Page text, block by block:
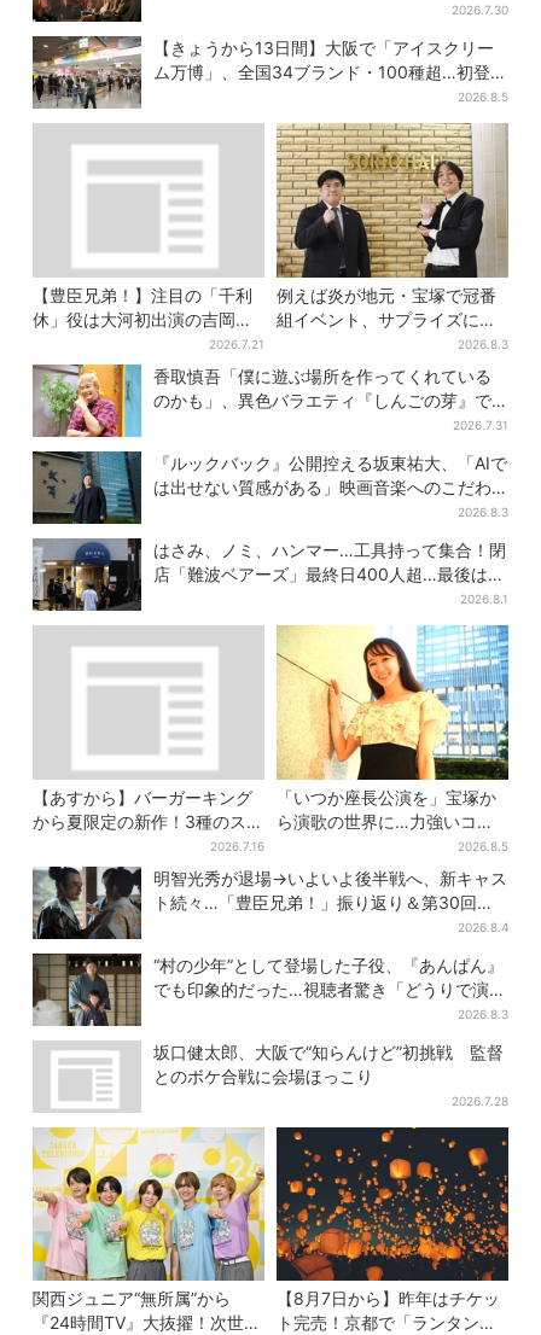
2026.7.30
【きょうから13日間】大阪で「アイスクリー
ム万博」、全国34ブランド・100種超…初登場
2026.8.5
【豊臣兄弟！】注目の「千利
休」役は大河初出演の吉岡秀
2026.7.21
例えば炎が地元・宝塚で冠番
組イベント、サプライズに会
場騒然「まさか本人が出てく
るとは…」
2026.8.3
香取慎吾「僕に遊ぶ場所を作ってくれている
のかも」、異色バラエティ『しんごの芽』で
2026.7.31
『ルックバック』公開控える坂東祐大、「AIで
は出せない質感がある」映画音楽へのこだわ
2026.8.3
はさみ、ノミ、ハンマー…工具持って集合！閉
店「難波ベアーズ」最終日400人超…最後は
2026.8.1
【あすから】バーガーキング
から夏限定の新作！3種のステ
ーキワッパー「暑さ乗り切れ
そう」と話題に
2026.7.16
「いつか座長公演を」宝塚か
ら演歌の世界に…力強いコブ
シで聴かせる有沙瞳の目指す
道とは
2026.8.5
明智光秀が退場→いよいよ後半戦へ、新キャス
ト続々…「豊臣兄弟！」振り返り＆第30回あ
2026.8.4
“村の少年”として登場した子役、『あんぱん』
でも印象的だった…視聴者驚き「どうりで演技
2026.8.3
坂口健太郎、大阪で“知らんけど”初挑戦 監督
とのボケ合戦に会場ほっこり
2026.7.28
関西ジュニア“無所属”から
『24時間TV』大抜擢！次世代
【8月7日から】昨年はチケッ
ト完売！京都で「ランタンフ